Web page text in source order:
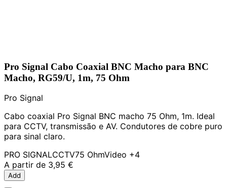
Pro Signal Cabo Coaxial BNC Macho para BNC
Macho, RG59/U, 1m, 75 Ohm
Pro Signal
Cabo coaxial Pro Signal BNC macho 75 Ohm, 1m. Ideal
para CCTV, transmissão e AV. Condutores de cobre puro
para sinal claro.
PRO SIGNALCCTV75 OhmVideo +4
A partir de 3,95 €
Add